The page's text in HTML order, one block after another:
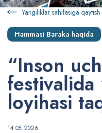
Yangiliklar sahifasiga qaytish
Hammasi Baraka haqida
“Inson uch
festivalida
loyihasi ta
14.05.2026